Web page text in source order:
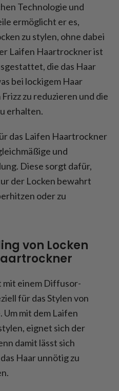
Technologie und
ermöglicht er es,
zu stylen, ohne dabei
Laifen Haartrockner ist
die das Haar
bei lockigem Haar
zu reduzieren und die
erhalten.
das Laifen Haartrockner
und
Diese sorgt dafür,
der Locken bewahrt
oder zu
von Locken
einem Diffusor-
für das Stylen von
mit dem Laifen
eignet sich der
damit lässt sich
Haar unnötig zu